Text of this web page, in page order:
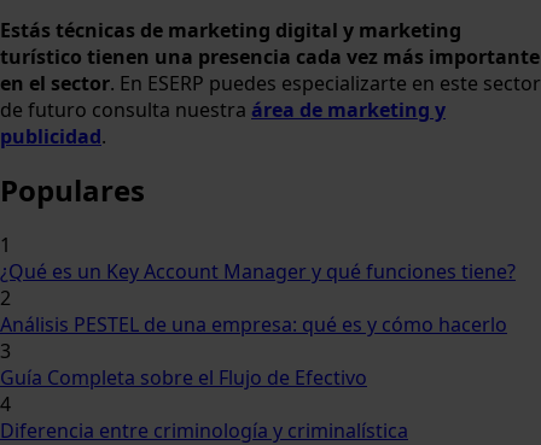
Estás técnicas de marketing digital y marketing
turístico tienen una presencia cada vez más importante
en el sector. En ESERP puedes especializarte en este sector
de futuro consulta nuestra área de marketing y
publicidad.
Populares
1
¿Qué es un Key Account Manager y qué funciones tiene?
2
Análisis PESTEL de una empresa: qué es y cómo hacerlo
3
Guía Completa sobre el Flujo de Efectivo
4
Diferencia entre criminología y criminalística